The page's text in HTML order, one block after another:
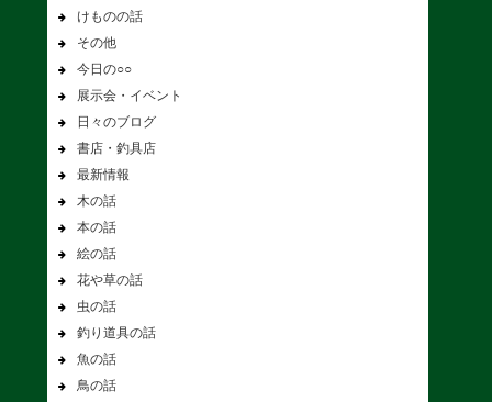
けものの話
その他
今日の○○
展示会・イベント
日々のブログ
書店・釣具店
最新情報
木の話
本の話
絵の話
花や草の話
虫の話
釣り道具の話
魚の話
鳥の話